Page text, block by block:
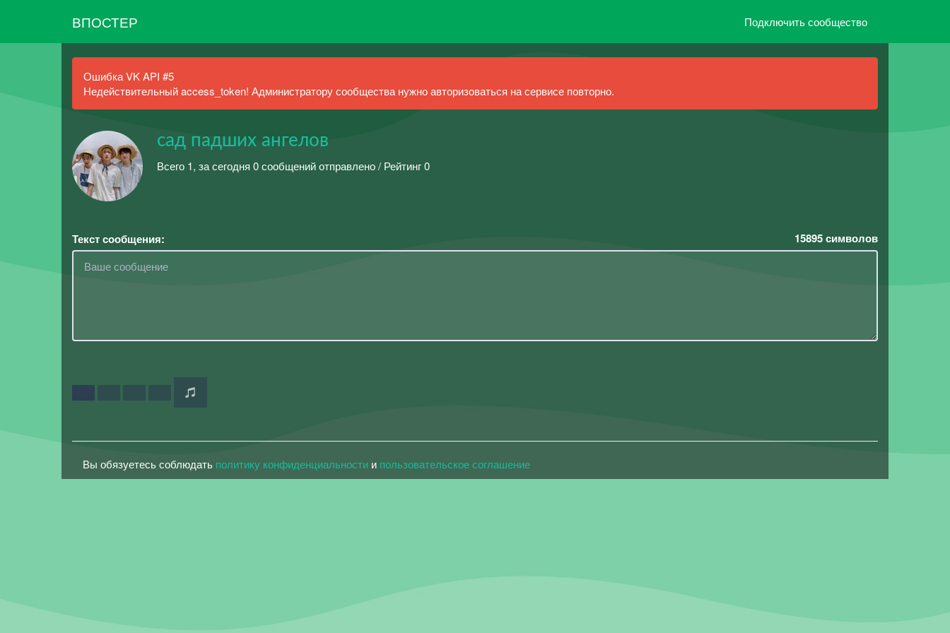
ВПОСТЕР Подключить сообщество
Ошибка VK API #5
Недействительный access_token! Администратору сообщества нужно авторизоваться на сервисе повторно.
сад падших ангелов
Всего 1, за сегодня 0 сообщений отправлено / Рейтинг 0
Текст сообщения: 15895символов
Вы обязуетесь соблюдать политику конфиденциальности и пользовательское соглашение